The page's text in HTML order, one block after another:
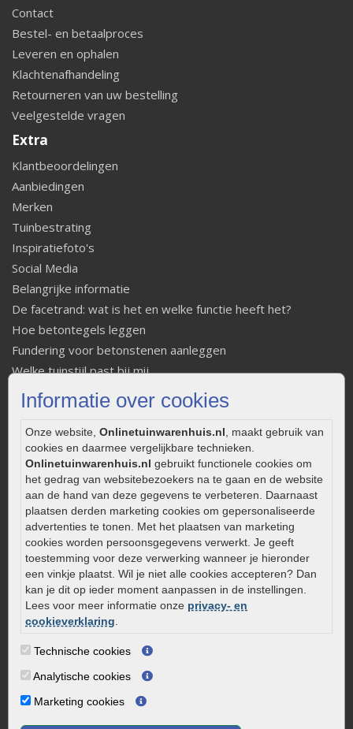
Informatie over cookies
Onze website, Onlinetuinwarenhuis.nl, maakt gebruik van
cookies en daarmee vergelijkbare technieken.
Onlinetuinwarenhuis.nl gebruikt functionele cookies om
het gedrag van websitebezoekers na te gaan en de website
aan de hand van deze gegevens te verbeteren. Daarnaast
plaatsen derden marketing cookies om gepersonaliseerde
advertenties te tonen. Met het plaatsen van marketing
cookies worden persoonsgegevens verwerkt. Je geeft
toestemming voor deze verwerking wanneer je hieronder
een vinkje plaatst. Wil je niet alle cookies accepteren? Dan
kan je dit op ieder moment aanpassen in de instellingen.
Lees voor meer informatie onze privacy- en
cookieverklaring.
Technische cookies
Analytische cookies
Marketing cookies
Contact
Bestel- en betaalproces
Leveren en ophalen
Klachtenafhandeling
Retourneren van uw bestelling
Veelgestelde vragen
Extra
Klantbeoordelingen
Aanbiedingen
Merken
Tuinbestrating
Inspiratiefoto's
Social Media
Belangrijke informatie
De facetrand: wat is het en welke functie heeft het?
Hoe betontegels leggen
Fundering voor betonstenen aanleggen
Welke tuinstijl past bij mij
Strakke tuin inrichten
Legverbanden gebakken bestrating
Onderhoud van gebakken bestrating
Aanlegtips voor gebakken bestrating
Zelf een terras aanleggen
Kleine stadstuin inrichten
0320 – 219170
Kaapstanderweg 41
8243 RB Lelystad
info@onlinetuinwarenhuis.nl
Routebeschrijving
Openingstijden
Maandag
Dinsdag
Woensdag